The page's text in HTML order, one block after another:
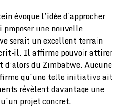
évoque l’idée d’approcher
proposer une nouvelle
serait un excellent terrain
il. Il affirme pouvoir attirer
du Zimbabwe. Aucune
qu’une telle initiative ait
révèlent davantage une
projet concret.